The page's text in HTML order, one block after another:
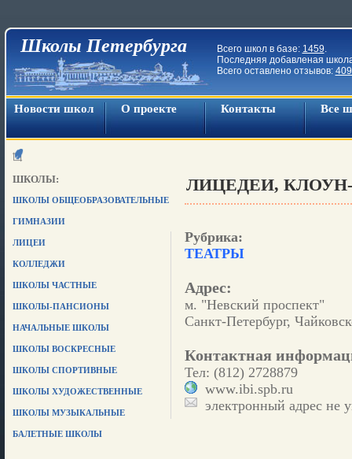
Школы Петербурга Всего школ в базе: 1459.
Последняя добавленая
Всего оставлено отзывов:
Новости школ О проекте Контакты Все
ШКОЛЫ:
ШКОЛЫ ОБЩЕОБРАЗОВАТЕЛЬНЫЕ
ГИМНАЗИИ
ЛИЦЕИ
КОЛЛЕДЖИ
ШКОЛЫ ЧАСТНЫЕ
ШКОЛЫ-ПАНСИОНЫ
НАЧАЛЬНЫЕ ШКОЛЫ
ШКОЛЫ ВОСКРЕСНЫЕ
ШКОЛЫ СПОРТИВНЫЕ
ШКОЛЫ ХУДОЖЕСТВЕННЫЕ
ШКОЛЫ МУЗЫКАЛЬНЫЕ
БАЛЕТНЫЕ ШКОЛЫ
ЛИЦЕДЕИ,
Рубрика:
ТЕАТРЫ
Адрес:
м. "Невский проспект"
Санкт-Петербург,
Контактная
Тел: (812) 2728879
www.ibi.spb.ru
электронный адрес не